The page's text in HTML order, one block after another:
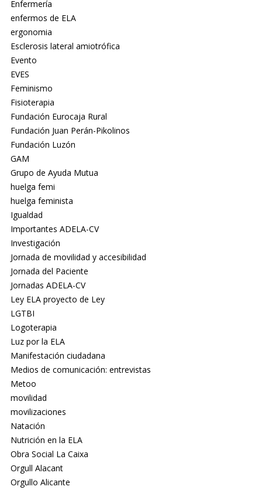
Enfermería
enfermos de ELA
ergonomia
Esclerosis lateral amiotrófica
Evento
EVES
Feminismo
Fisioterapia
Fundación Eurocaja Rural
Fundación Juan Perán-Pikolinos
Fundación Luzón
GAM
Grupo de Ayuda Mutua
huelga femi
huelga feminista
Igualdad
Importantes ADELA-CV
Investigación
Jornada de movilidad y accesibilidad
Jornada del Paciente
Jornadas ADELA-CV
Ley ELA proyecto de Ley
LGTBI
Logoterapia
Luz por la ELA
Manifestación ciudadana
Medios de comunicación: entrevistas
Metoo
movilidad
movilizaciones
Natación
Nutrición en la ELA
Obra Social La Caixa
Orgull Alacant
Orgullo Alicante